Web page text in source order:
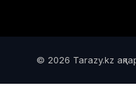
© 2026 Tarazy.kz